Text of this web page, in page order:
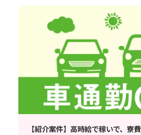
【紹介案件】高時給で稼いで、寮